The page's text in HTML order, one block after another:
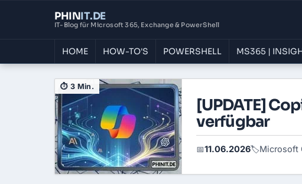
PHINIT.DE
IT-Blog für Microsoft 365, Exchange & PowerShell
HOME HOW-TO'S POWERSHELL MS365 |
⏱ 3 Min.
[UPDATE]
verfügbar
📅11.06.2026🏷️Microsoft